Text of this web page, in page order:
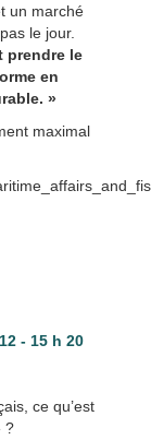
un marché
le jour.
prendre le
en
»
maximal
- 15 h 20
ce qu’est
?